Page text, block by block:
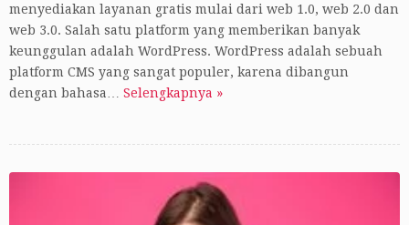
menyediakan layanan gratis mulai dari web 1.0, web 2.0 dan
web 3.0. Salah satu platform yang memberikan banyak
keunggulan adalah WordPress. WordPress adalah sebuah
platform CMS yang sangat populer, karena dibangun
dengan bahasa… Selengkapnya »